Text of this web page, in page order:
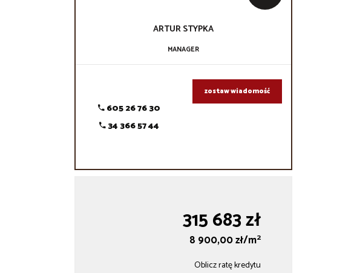
ARTURSTYPKA
MANAGER
605 26 76 30
34 366 57 44
zostaw wiadomość
315 683 zł
8 900,00 zł/m2
Oblicz ratę kredytu